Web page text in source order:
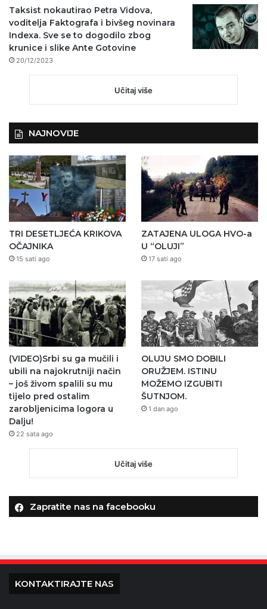
Taksist nokautirao Petra Vidova,
voditelja Faktografa i bivšeg novinara
Indexa. Sve se to dogodilo zbog
krunice i slike Ante Gotovine
20/12/2023
Učitaj više
NAJNOVIJE
TRI DESETLJEĆA KRIKOVA
OČAJNIKA
15 sati ago
ZATAJENA ULOGA HVO-a
U “OLUJI”
17 sati ago
(VIDEO)Srbi su ga mučili i
ubili na najokrutniji način
– još živom spalili su mu
tijelo pred ostalim
zarobljenicima logora u
Dalju!
22 sata ago
OLUJU SMO DOBILI
ORUŽJEM. ISTINU
MOŽEMO IZGUBITI
ŠUTNJOM.
1 dan ago
Učitaj više
Zapratite nas na facebooku
KONTAKTIRAJTE NAS